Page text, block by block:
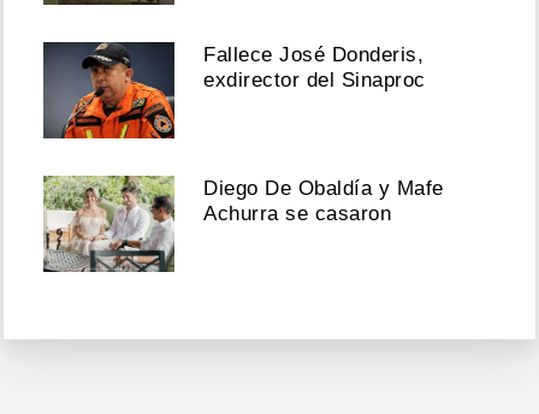
Fallece José Donderis,
exdirector del Sinaproc
Diego De Obaldía y Mafe
Achurra se casaron